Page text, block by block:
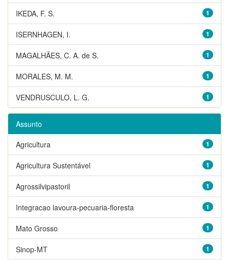
1
IKEDA, F. S.
1
ISERNHAGEN, I.
1
MAGALHÃES, C. A. de S.
1
MORALES, M. M.
1
VENDRUSCULO, L. G.
Assunto
1
Agricultura
1
Agricultura Sustentável
1
Agrossilvipastoril
1
Integracao lavoura-pecuaria-floresta
1
Mato Grosso
1
Sinop-MT